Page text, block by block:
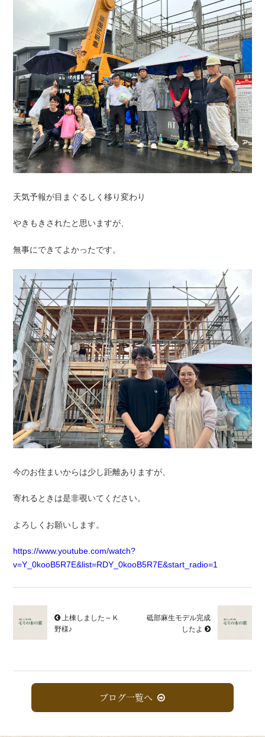
天気予報が目まぐるしく移り変わり
やきもきされたと思いますが、
無事にできてよかったです。
今のお住まいからは少し距離ありますが、
寄れるときは是非覗いてください。
よろしくお願いします。
https://www.youtube.com/watch?
v=Y_0kooB5R7E&list=RDY_0kooB5R7E&start_radio=1
上棟しました～Ｋ
野様♪
砥部麻生モデル完成
したよ
ブログ一覧へ